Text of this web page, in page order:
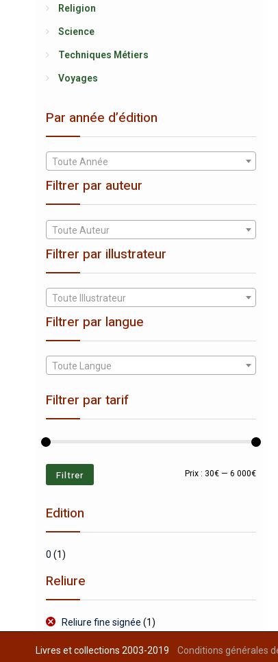
Religion
Science
Techniques Métiers
Voyages
Par année d’édition
Toute Année
Filtrer par auteur
Toute Auteur
Filtrer par illustrateur
Toute Illustrateur
Filtrer par langue
Toute Langue
Filtrer par tarif
Prix
Prix
Filtrer Prix : 30€ — 6 000€
Edition
0 (1)
Reliure
Reliure fine signée (1)
Livres et collections 2003-2019 Conditions générales